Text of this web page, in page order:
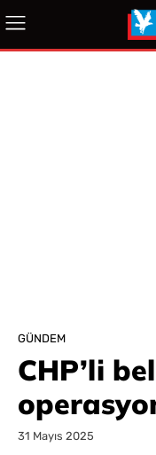
GÜNDEM
CHP’li
31 Mayıs 2025